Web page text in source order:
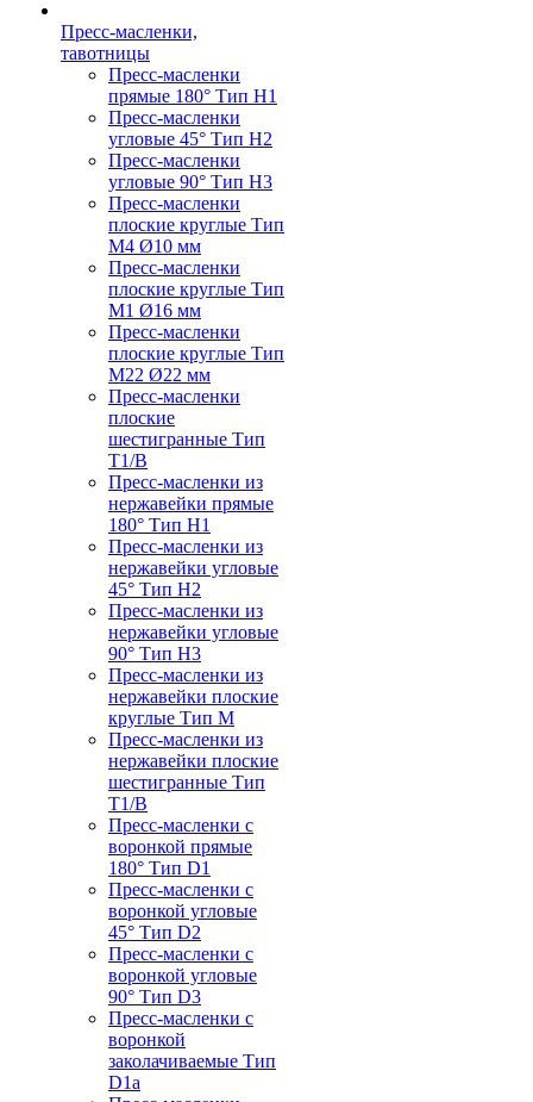
Пресс-масленки,
тавотницы
Пресс-масленки
прямые 180° Тип H1
Пресс-масленки
угловые 45° Тип H2
Пресс-масленки
угловые 90° Тип H3
Пресс-масленки
плоские круглые Тип
M4 Ø10 мм
Пресс-масленки
плоские круглые Тип
M1 Ø16 мм
Пресс-масленки
плоские круглые Тип
M22 Ø22 мм
Пресс-масленки
плоские
шестигранные Тип
T1/B
Пресс-масленки из
нержавейки прямые
180° Тип H1
Пресс-масленки из
нержавейки угловые
45° Тип H2
Пресс-масленки из
нержавейки угловые
90° Тип H3
Пресс-масленки из
нержавейки плоские
круглые Тип M
Пресс-масленки из
нержавейки плоские
шестигранные Тип
T1/B
Пресс-масленки с
воронкой прямые
180° Тип D1
Пресс-масленки с
воронкой угловые
45° Тип D2
Пресс-масленки с
воронкой угловые
90° Тип D3
Пресс-масленки с
воронкой
заколачиваемые Тип
D1a